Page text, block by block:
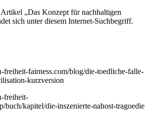
„Das Konzept für nachhaltigen
sich unter diesem Internet-Suchbegriff.
freiheit-fairness.com/blog/die-toedliche-falle-
kurzversion
freiheit-
buch/kapitel/die-inszenierte-nahost-tragoedie